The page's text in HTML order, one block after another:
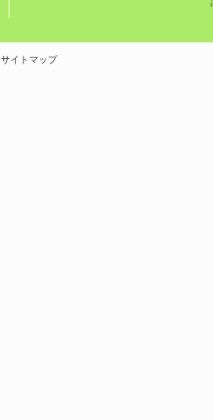
サイトマップ